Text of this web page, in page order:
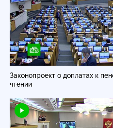
Законопроект о доплатах к
чтении